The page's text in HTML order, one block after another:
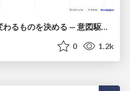
変わらないものが、変わるものを決める — 意図駆動開発 × イベントソーシング × イミュータブル | What Doesn't Change Decides What Can — IDD × Event Sourcing × Immutability
0 1.2k